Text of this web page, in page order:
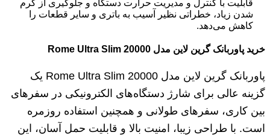
قابلیت با کنترل و مدیریت حرارت دستگاه و جلوگیری از گرم
شدن زیاد، خطراتی نظیر آسیب به باتری و سایر قطعات را
کاهش می‌دهد.
خرید پاوربانک گرین لاین مدل Rome Ultra Slim 20000
پاوربانک گرین لاین مدل Rome Ultra Slim 20000 یک
گزینه عالی برای شارژ دستگاه‌های الکترونیکی در سفرهای
بین کاری، سفرهای طولانی و همچنین استفاده روزمره
است. با طراحی زیبا، امنیت بالا و قابلیت حمل آسان، این